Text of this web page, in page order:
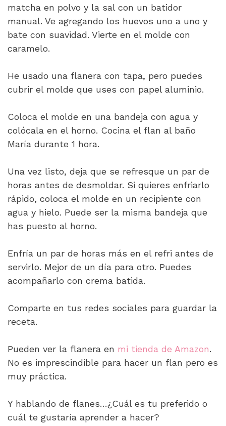
matcha en polvo y la sal con un batidor
manual. Ve agregando los huevos uno a uno y
bate con suavidad. Vierte en el molde con
caramelo.
He usado una flanera con tapa, pero puedes
cubrir el molde que uses con papel aluminio.
Coloca el molde en una bandeja con agua y
colócala en el horno. Cocina el flan al baño
María durante 1 hora.
Una vez listo, deja que se refresque un par de
horas antes de desmoldar. Si quieres enfriarlo
rápido, coloca el molde en un recipiente con
agua y hielo. Puede ser la misma bandeja que
has puesto al horno.
Enfría un par de horas más en el refri antes de
servirlo. Mejor de un día para otro. Puedes
acompañarlo con crema batida.
Comparte en tus redes sociales para guardar la
receta.
Pueden ver la flanera en mi tienda de Amazon.
No es imprescindible para hacer un flan pero es
muy práctica.
Y hablando de flanes…¿Cuál es tu preferido o
cuál te gustaría aprender a hacer?